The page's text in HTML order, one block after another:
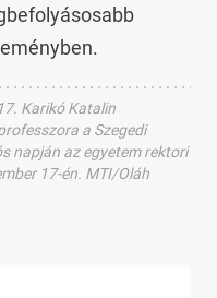
Karikó Katalin
a Szegedi
napján az egyetem rektori
17-én. MTI/Oláh